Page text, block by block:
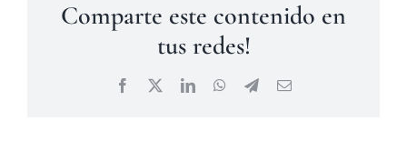
Comparte este contenido en
tus redes!
Facebook LinkedInWhatsApp
TelegramCorreo